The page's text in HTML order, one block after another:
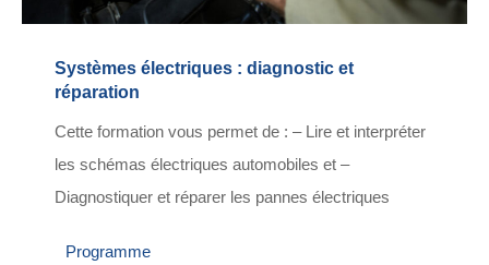
Systèmes électriques : diagnostic et
réparation
Cette formation vous permet de : – Lire et interpréter
les schémas électriques automobiles et –
Diagnostiquer et réparer les pannes électriques
Programme